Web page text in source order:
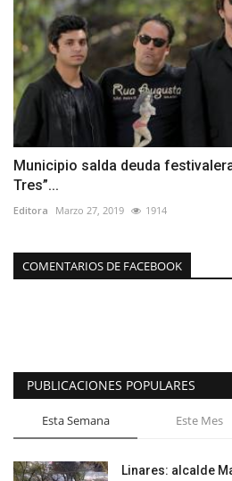
Municipio salda deuda
Tres”...
Editora Marzo 27, 2019 1914
COMENTARIOS DE FACEBOOK
PUBLICACIONES POPULARES
Esta Semana Este Mes
Linares: alcalde